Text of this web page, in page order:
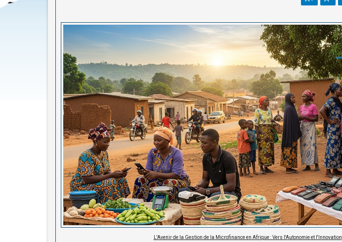
L'Avenir de la Gestion de la Microfinance en Afrique : Vers l'Autonomie et l'Innovation